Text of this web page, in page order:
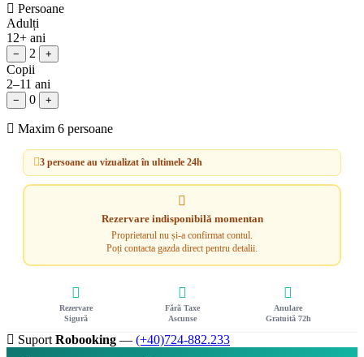
Persoane
Adulți
12+ ani
− 2 +
Copii
2–11 ani
− 0 +
Maxim 6 persoane
3 persoane au vizualizat în ultimele 24h
Rezervare indisponibilă momentan
Proprietarul nu și-a confirmat contul.
Poți contacta gazda direct pentru detalii.
Rezervare
Sigură
Fără Taxe
Ascunse
Anulare
Gratuită 72h
Suport Robooking — (+40)724-882.233